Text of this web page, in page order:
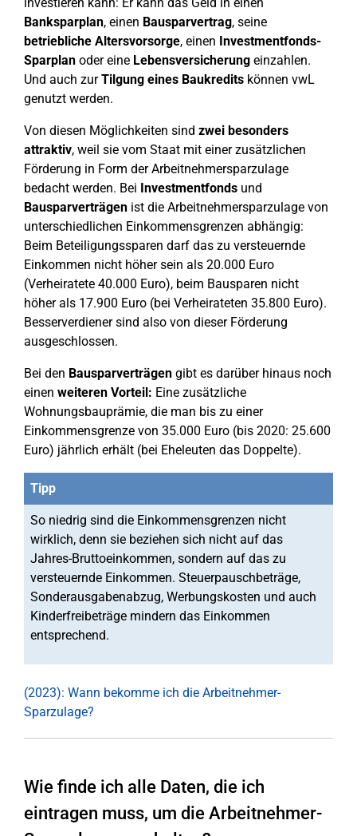
Banksparplan, einen Bausparvertrag, seine
betriebliche Altersvorsorge, einen Investmentfonds-
Sparplan oder eine Lebensversicherung einzahlen.
Und auch zurTilgung eines Baukredits können vwL
genutzt werden.
Von diesen Möglichkeiten sind zwei besonders
attraktiv, weil sie vom Staat mit einer zusätzlichen
Förderung in Form der Arbeitnehmersparzulage
bedacht werden. Bei Investmentfonds und
Bausparverträgen ist die Arbeitnehmersparzulage von
unterschiedlichen Einkommensgrenzen abhängig:
Beim Beteiligungssparen darf das zu versteuernde
Einkommen nicht höher sein als 20.000 Euro
(Verheiratete 40.000 Euro), beim Bausparen nicht
höher als 17.900 Euro (bei Verheirateten 35.800 Euro).
Besserverdiener sind also von dieser Förderung
ausgeschlossen.
Bei den Bausparverträgen gibt es darüber hinaus noch
einen weiteren Vorteil: Eine zusätzliche
Wohnungsbauprämie, die man bis zu einer
Einkommensgrenze von 35.000 Euro (bis 2020: 25.600
Euro) jährlich erhält (bei Eheleuten das Doppelte).
Tipp
So niedrig sind die Einkommensgrenzen nicht
wirklich, denn sie beziehen sich nicht auf das
Jahres-Bruttoeinkommen, sondern auf das zu
versteuernde Einkommen. Steuerpauschbeträge,
Sonderausgabenabzug, Werbungskosten und auch
Kinderfreibeträge mindern das Einkommen
entsprechend.
(2023): Wann bekomme ich die Arbeitnehmer-
Sparzulage?
Wie finde ich alle Daten, die ich
eintragen muss, um die Arbeitnehmer-